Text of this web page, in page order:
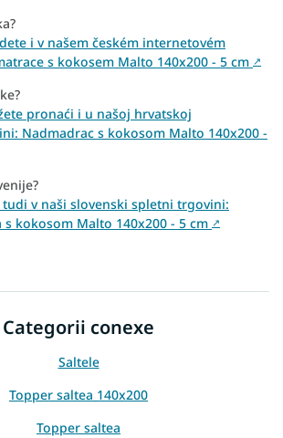
i v našem českém internetovém
s kokosem Malto 140x200 - 5 cm ↗
pronaći i u našoj hrvatskoj
Nadmadrac s kokosom Malto 140x200 -
tudi v naši slovenski spletni trgovini:
kokosom Malto 140x200 - 5 cm ↗
Categorii conexe
Saltele
Topper saltea 140x200
Topper saltea